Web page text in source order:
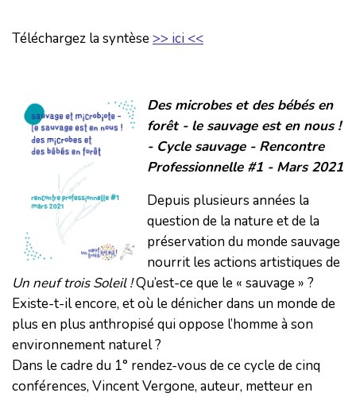
Téléchargez la syntèse>> ici <<
Des microbes et des bébés en
forêt - le sauvage est en nous !
- Cycle sauvage - Rencontre
Professionnelle #1 - Mars 2021
Depuis plusieurs années la
question de la nature et de la
préservation du monde sauvage
nourrit les actions artistiques de
Un neuf trois Soleil !Qu’est-ce que le « sauvage » ?
Existe-t-il encore, et où le dénicher dans un monde de
plus en plus anthropisé qui oppose l’homme à son
environnement naturel ?
Dans le cadre du 1° rendez-vous de ce cycle de cinq
conférences, Vincent Vergone, auteur, metteur en